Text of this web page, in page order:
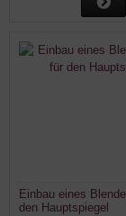
Einbau eines
den Hauptspiegel